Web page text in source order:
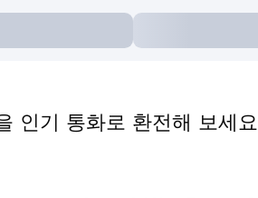
통화로 환전해 보세요